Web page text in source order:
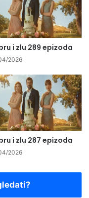
i zlu 289 epizoda
2026
i zlu 287 epizoda
2026